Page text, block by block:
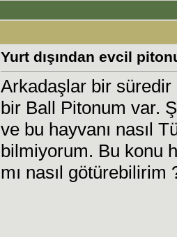
Yurt dışından evcil
Arkadaşlar bir süredir
bir Ball Pitonum var.
ve bu hayvanı nasıl
bilmiyorum. Bu konu
mı nasıl götürebilirim